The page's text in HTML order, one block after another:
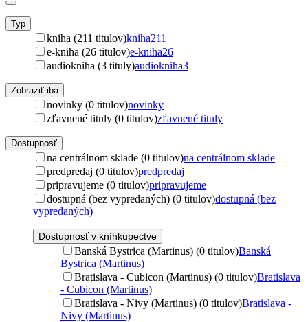
Typ
kniha (211 titulov)kniha211
e-kniha (26 titulov)e-kniha26
audiokniha (3 tituly)audiokniha3
Zobraziť iba
novinky (0 titulov)novinky
zľavnené tituly (0 titulov)zľavnené tituly
Dostupnosť
na centrálnom sklade (0 titulov)na centrálnom sklade
predpredaj (0 titulov)predpredaj
pripravujeme (0 titulov)pripravujeme
dostupná (bez vypredaných) (0 titulov)dostupná (bez
vypredaných)
Dostupnosť v kníhkupectve
Banská Bystrica (Martinus) (0 titulov)Banská
Bystrica (Martinus)
Bratislava - Cubicon (Martinus) (0 titulov)Bratislava
- Cubicon (Martinus)
Bratislava - Nivy (Martinus) (0 titulov)Bratislava -
Nivy (Martinus)